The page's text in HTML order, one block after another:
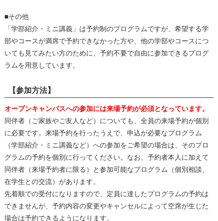
■その他
「学部紹介・ミニ講義」は予約制のプログラムですが、希望する学
部やコースが満席で予約できなかった方や、他の学部やコースにつ
いても見てみたい方のために、予約不要で自由に参加できるプログ
ラムを用意しています。
【参加方法】
オープンキャンパスへの参加には来場予約が必須となっています。
同伴者（ご家族やご友人など）についても、全員の来場予約が個別
に必要です。来場予約を行ったうえで、申込が必要なプログラム
（学部紹介・ミニ講義など）への参加をご希望の場合は、そのプロ
グラムの予約を個別に行ってください。なお、予約者本人に加えて
同伴者（来場予約者に限る）と参加可能なプログラム（個別相談、
在学生との交流）があります。
先着順での受付になりますので、定員に達したプログラムの予約は
できませんが、予約内容の変更やキャンセルによって空席が生じた
場合は予約できるようになります。